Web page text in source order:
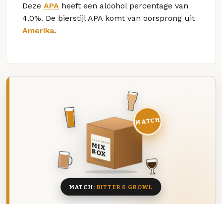
Deze APA heeft een alcohol percentage van
4.0%. De bierstijl APA komt van oorsprong uit
Amerika.
DEZE MAAND
MIX
BOX
8 BIEREN
MATCH
MATCH: BITTER & GROWL